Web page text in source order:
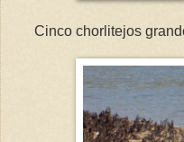
Cinco chorlitejos